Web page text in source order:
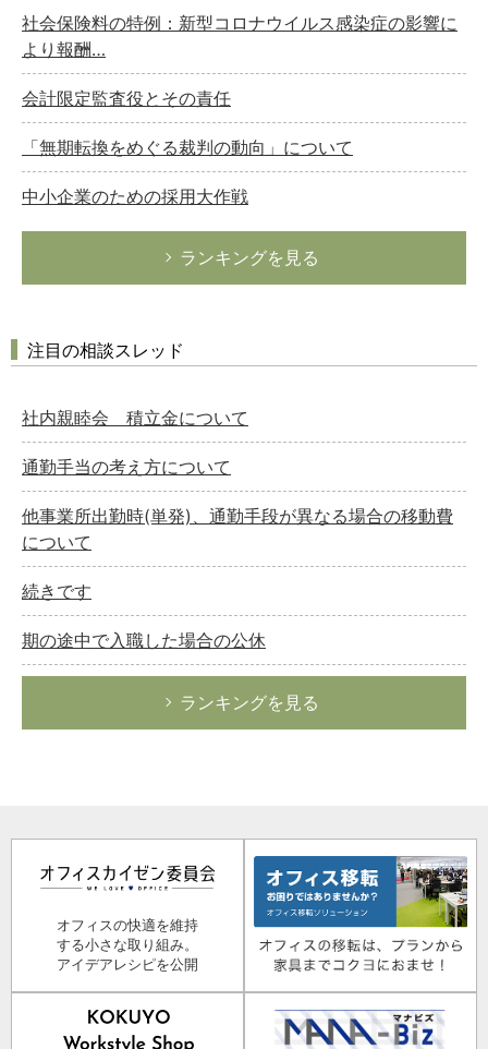
社会保険料の特例：新型コロナウイルス感染症の影響に
より報酬…
会計限定監査役とその責任
「無期転換をめぐる裁判の動向」について
中小企業のための採用大作戦
ランキングを見る
注目の相談スレッド
社内親睦会 積立金について
通勤手当の考え方について
他事業所出勤時(単発)、通勤手段が異なる場合の移動費
について
続きです
期の途中で入職した場合の公休
ランキングを見る
オフィスの快適を維持
する小さな取り組み。
アイデアレシピを公開